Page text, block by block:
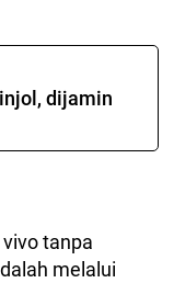
dijamin
tanpa
melalui